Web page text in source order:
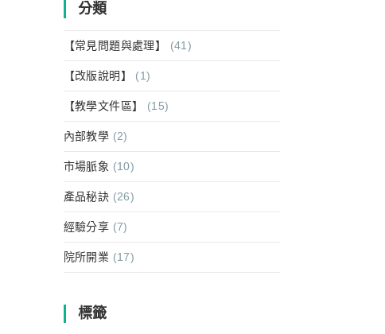
分類
【常見問題與處理】 (41)
【改版說明】 (1)
【教學文件區】 (15)
內部教學 (2)
市場脈象 (10)
產品秘訣 (26)
經驗分享 (7)
院所開業 (17)
標籤